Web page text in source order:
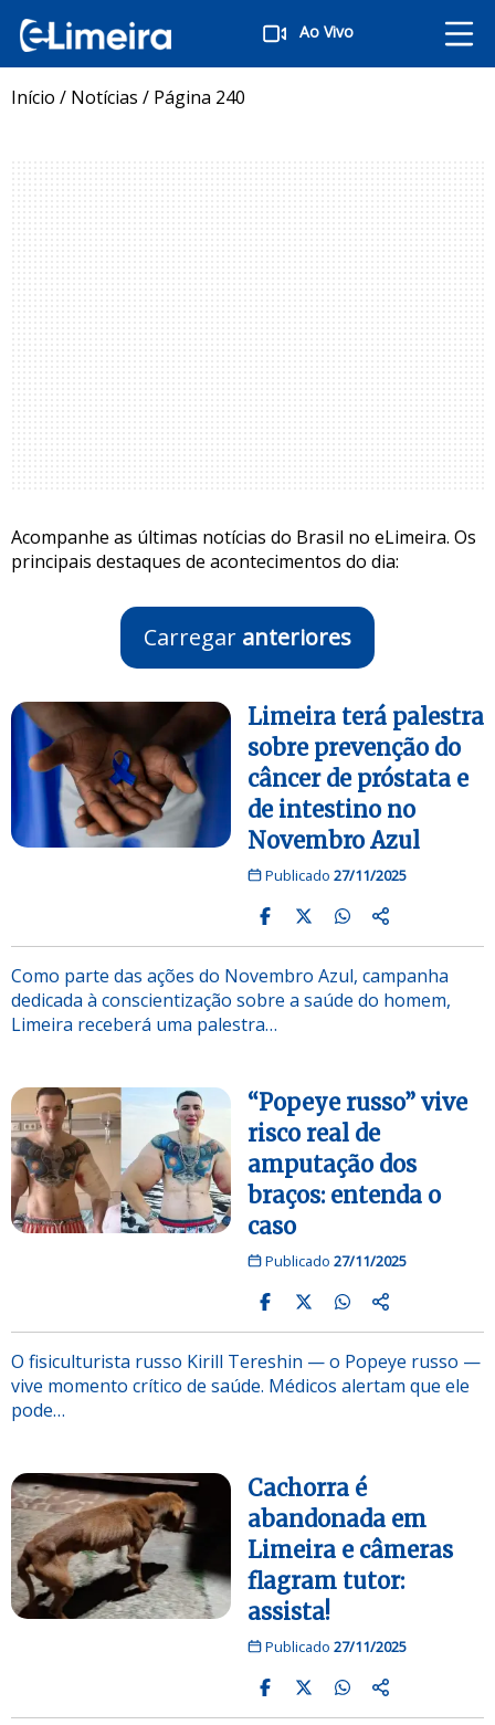
Ao Vivo
Início / Notícias / Página 240
Acompanhe as últimas notícias do Brasil no eLimeira. Os
principais destaques de acontecimentos do dia:
Carregar anteriores
Limeira terá palestra
sobre prevenção do
câncer de próstata e
de intestino no
Novembro Azul
Publicado 27/11/2025
Como parte das ações do Novembro Azul, campanha
dedicada à conscientização sobre a saúde do homem,
Limeira receberá uma palestra…
“Popeye russo” vive
risco real de
amputação dos
braços: entenda o
caso
Publicado 27/11/2025
O fisiculturista russo Kirill Tereshin — o Popeye russo —
vive momento crítico de saúde. Médicos alertam que ele
pode…
Cachorra é
abandonada em
Limeira e câmeras
flagram tutor:
assista!
Publicado 27/11/2025